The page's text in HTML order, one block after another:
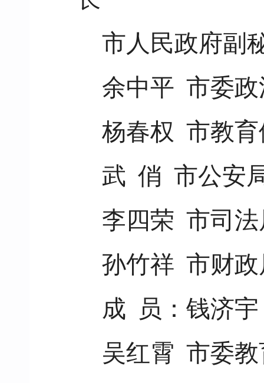
市人民政府副
余中平 市委
杨春权 市教
武 俏 市公安
李四荣 市司法
孙竹祥 市财政
成 员：钱济
吴红霄 市委